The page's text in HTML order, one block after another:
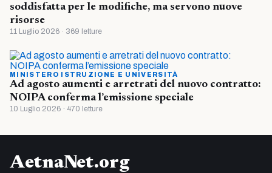
soddisfatta per le modifiche, ma servono nuove
risorse
11 Luglio 2026 · 369 letture
MINISTERO ISTRUZIONE E UNIVERSITÀ
Ad agosto aumenti e arretrati del nuovo contratto:
NOIPA conferma l’emissione speciale
10 Luglio 2026 · 470 letture
AetnaNet.org